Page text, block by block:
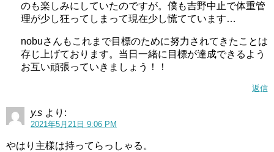
のも楽しみにしていたのですが。僕も吉野中止で体重管
理が少し狂ってしまって現在少し慌てています…
nobuさんもこれまで目標のために努力されてきたことは
存じ上げております。当日一緒に目標が達成できるよう
お互い頑張っていきましょう！！
返信
y.s より:
2021年5月21日 9:06 PM
やはり主様は持ってらっしゃる。